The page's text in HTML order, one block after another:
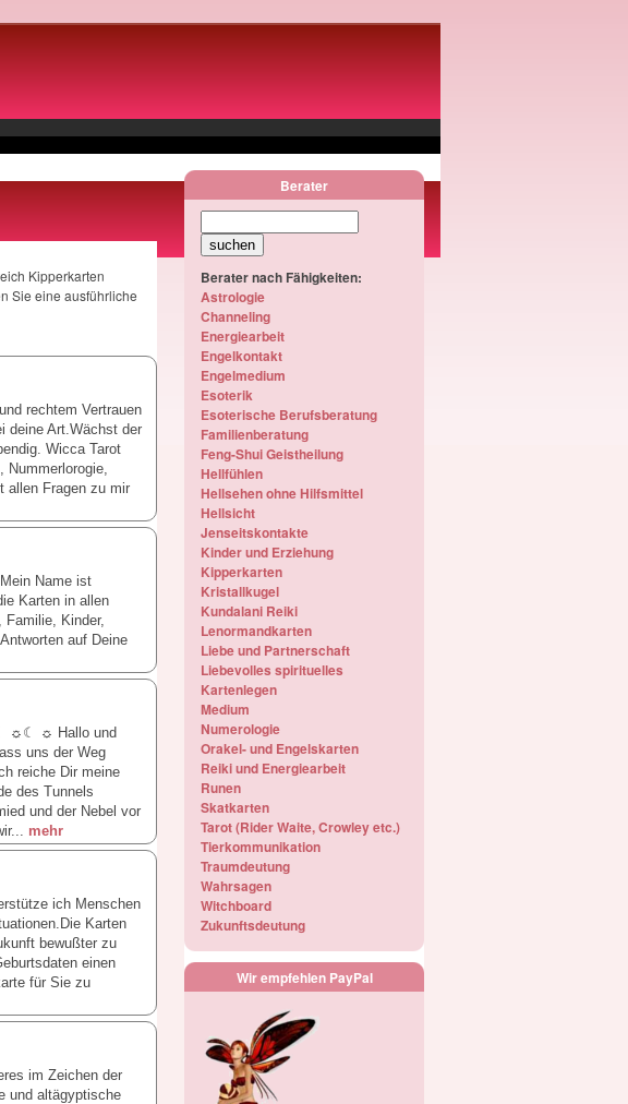
Kipperkarten
Sie eine ausführliche
rechtem Vertrauen
deine Art.Wächst der
Wicca Tarot
Nummerlorogie,
allen Fragen zu mir
Name ist
Karten in allen
Kinder,
auf Deine
☼ Hallo und
uns der Weg
reiche Dir meine
des Tunnels
und der Nebel vor
mehr
ich Menschen
Karten
bewußter zu
einen
für Sie zu
im Zeichen der
und altägyptische
Berater
Berater nach Fähigkeiten:
Astrologie
Channeling
Energiearbeit
Engelkontakt
Engelmedium
Esoterik
Esoterische Berufsberatung
Familienberatung
Feng-Shui Geistheilung
Hellfühlen
Hellsehen ohne Hilfsmittel
Hellsicht
Jenseitskontakte
Kinder und Erziehung
Kipperkarten
Kristallkugel
Kundalani Reiki
Lenormandkarten
Liebe und Partnerschaft
Liebevolles spirituelles
Kartenlegen
Medium
Numerologie
Orakel- und Engelskarten
Reiki und Energiearbeit
Runen
Skatkarten
Tarot (Rider Waite, Crowley etc.)
Tierkommunikation
Traumdeutung
Wahrsagen
Witchboard
Zukunftsdeutung
Wir empfehlen PayPal